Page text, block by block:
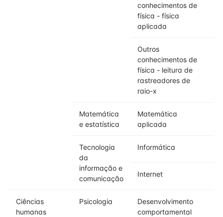
conhecimentos de
física - física
aplicada
Outros
conhecimentos de
física - leitura de
rastreadores de
raio-x
Matemática
e estatística
Matemática
aplicada
Tecnologia
da
informação e
comunicação
Informática
Internet
Ciências
humanas
Psicologia
Desenvolvimento
comportamental